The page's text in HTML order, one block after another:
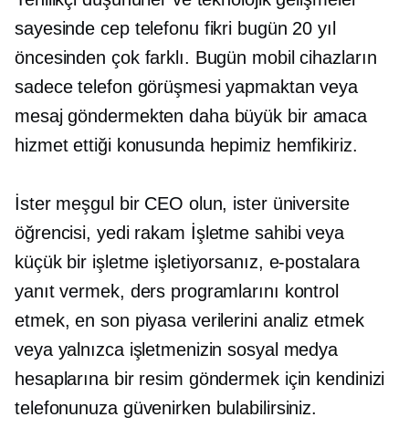
sayesinde cep telefonu fikri bugün 20 yıl
öncesinden çok farklı. Bugün mobil cihazların
sadece telefon görüşmesi yapmaktan veya
mesaj göndermekten daha büyük bir amaca
hizmet ettiği konusunda hepimiz hemfikiriz.
İster meşgul bir CEO olun, ister üniversite
öğrencisi, yedi rakam İşletme sahibi veya
küçük bir işletme işletiyorsanız, e-postalara
yanıt vermek, ders programlarını kontrol
etmek, en son piyasa verilerini analiz etmek
veya yalnızca işletmenizin sosyal medya
hesaplarına bir resim göndermek için kendinizi
telefonunuza güvenirken bulabilirsiniz.